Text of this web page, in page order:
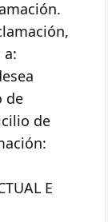
de
de
E